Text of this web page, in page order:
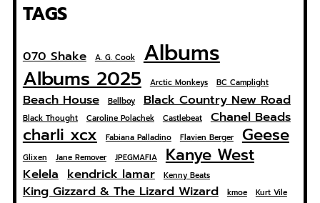
TAGS
070 Shake A. G. Cook Albums
Albums 2025 Arctic Monkeys BC Camplight
Beach House Bellboy Black Country New Road
Black Thought Caroline Polachek Castlebeat Chanel Beads
charli xcx Fabiana Palladino Flavien Berger Geese
Glixen Jane Remover JPEGMAFIA Kanye West
Kelela kendrick lamar Kenny Beats
King Gizzard & The Lizard Wizard kmoe
Kurt Vile